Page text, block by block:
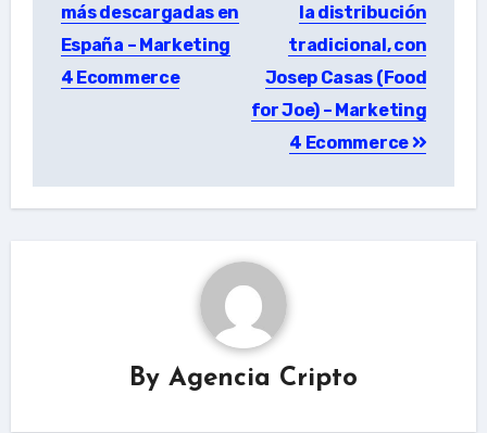
más descargadas en
España – Marketing
4 Ecommerce
la distribución
tradicional, con
Josep Casas (Food
for Joe) – Marketing
4 Ecommerce
By Agencia Cripto